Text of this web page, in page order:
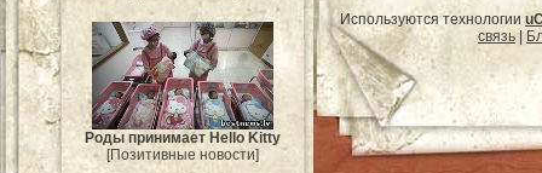
Роды принимает Hello Kitty
[Позитивные новости]
Используются технологии
связь